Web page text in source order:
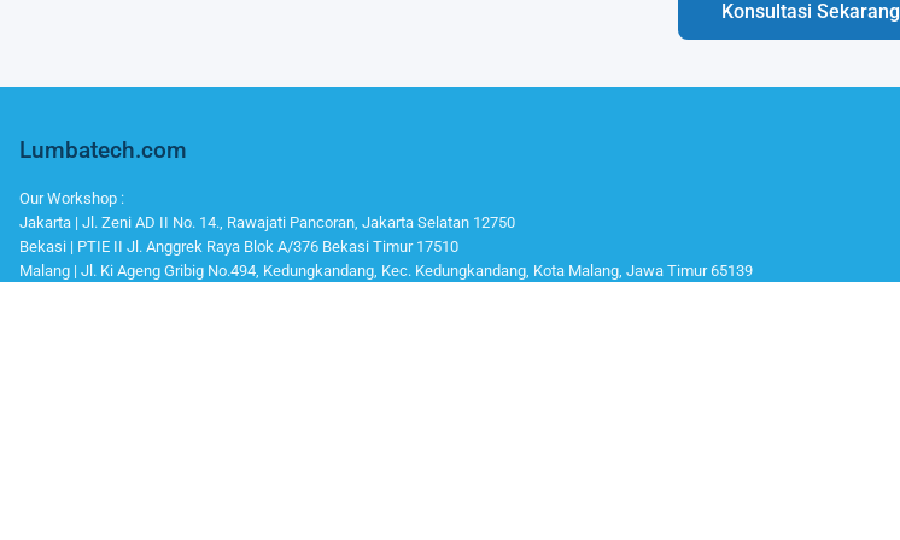
Konsultasi Sekarang
Lumbatech.com
Our Workshop :
Jakarta | Jl. Zeni AD II No. 14., Rawajati Pancoran, Jakarta Selatan 12750
Bekasi | PTIE II Jl. Anggrek Raya Blok A/376 Bekasi Timur 17510
Malang | Jl. Ki Ageng Gribig No.494, Kedungkandang, Kec. Kedungkandang, Kota Malang, Jawa Timur 65139